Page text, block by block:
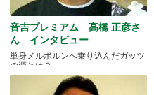
音吉プレミアム 高橋 正彦さ
ん インタビュー
単身メルボルンへ乗り込んだガッツ
の源とは？